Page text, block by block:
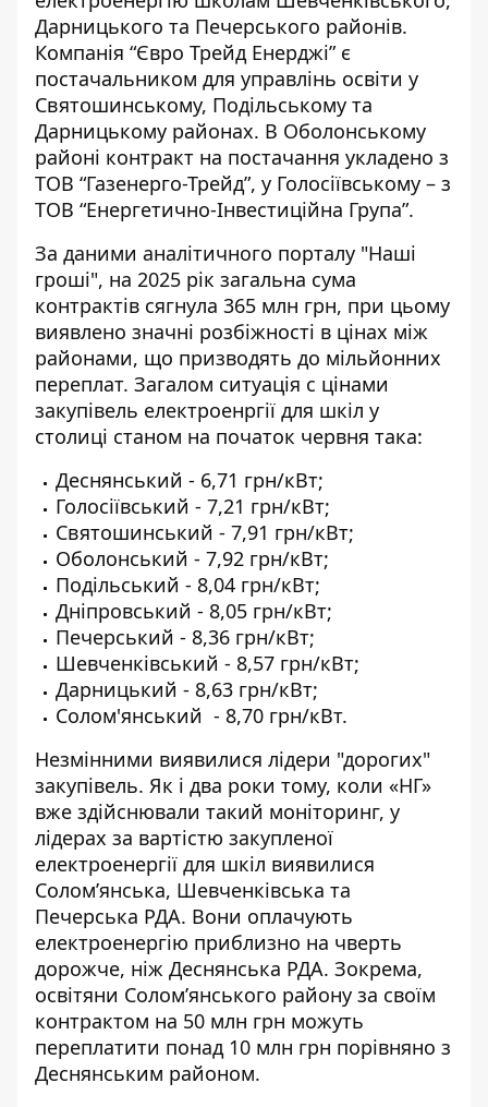
Дарницького та Печерського районів.
Компанія “Євро Трейд Енерджі” є
постачальником для управлінь освіти у
Святошинському, Подільському та
Дарницькому районах. В Оболонському
районі контракт на постачання укладено з
ТОВ “Газенерго-Трейд”, у Голосіївському – з
ТОВ “Енергетично-Інвестиційна Група”.
За даними аналітичного порталу "Наші
гроші", на 2025 рік загальна сума
контрактів сягнула 365 млн грн, при цьому
виявлено значні розбіжності в цінах між
районами, що призводять до мільйонних
переплат. Загалом ситуація с цінами
закупівель електроенргії для шкіл у
столиці станом на початок червня така:
Деснянський - 6,71 грн/кВт;
Голосіївський - 7,21 грн/кВт;
Святошинський - 7,91 грн/кВт;
Оболонський - 7,92 грн/кВт;
Подільський - 8,04 грн/кВт;
Дніпровський - 8,05 грн/кВт;
Печерський - 8,36 грн/кВт;
Шевченківський - 8,57 грн/кВт;
Дарницький - 8,63 грн/кВт;
Солом'янський - 8,70 грн/кВт.
Незмінними виявилися лідери "дорогих"
закупівель. Як і два роки тому, коли «НГ»
вже здійснювали такий моніторинг, у
лідерах за вартістю закупленої
електроенергії для шкіл виявилися
Солом’янська, Шевченківська та
Печерська РДА. Вони оплачують
електроенергію приблизно на чверть
дорожче, ніж Деснянська РДА. Зокрема,
освітяни Солом’янського району за своїм
контрактом на 50 млн грн можуть
переплатити понад 10 млн грн порівняно з
Деснянським районом.